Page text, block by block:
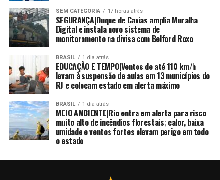
SEM CATEGORIA 17 horas atrás
SEGURANÇA|Duque de Caxias amplia Muralha
Digital e instala novo sistema de
monitoramento na divisa com Belford Roxo
BRASIL 1 dia atrás
EDUCAÇÃO E TEMPO|Ventos de até 110 km/h
levam à suspensão de aulas em 13 municípios do
RJ e colocam estado em alerta máximo
BRASIL 1 dia atrás
MEIO AMBIENTE|Rio entra em alerta para risco
muito alto de incêndios florestais; calor, baixa
umidade e ventos fortes elevam perigo em todo
o estado